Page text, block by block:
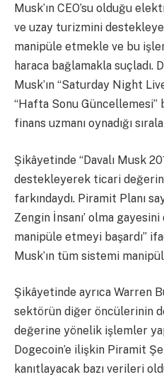
Musk’ın CEO’su olduğu
ve uzay turizmini
manipüle etmekle ve bu
haraca bağlamakla suçladı.
Musk’ın “Saturday Night
“Hafta Sonu
finans uzmanı oynadığı
Şikâyetinde “Davalı Musk
destekleyerek ticari
farkındaydı. Piramit Planı
Zengin İnsanı’ olma
manipüle etmeyi başardı”
Musk’ın tüm sistemi
Şikâyetinde ayrıca Warren
sektörün diğer öncülerinin
değerine yönelik işlemler
Dogecoin’e ilişkin Piramit
kanıtlayacak bazı verileri